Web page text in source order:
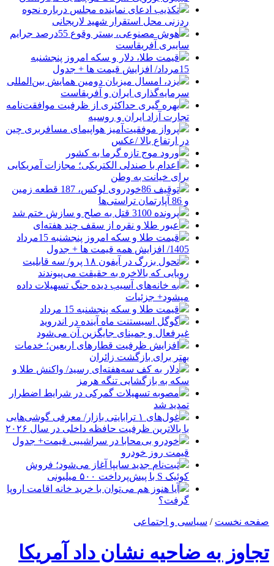
تکذیب ادعای نماینده مجلس درباره نحوه
ردزنی محل استقرار شهید لاریجانی
هوش مصنوعی، بستر وقوع 55درصد جرایم
سایبری آفریقاست
قیمت طلا، دلار و سکه امروز پنجشنبه
15مرداد/ افزایش قیمت ها + جدول
یزد، امسال میزبان دومین همایش بین‌المللی
سرمایه‌گذاری ایران و آفریقاست
بهره گیری حداکثری از ظرفیت موافقت‌نامه
تجارت آزاد ایران و روسیه
پرواز موفقیت‌آمیز هواپیمای مسافربری چین
در ارتفاع بالا /عکس
ورود موج تازه گرما به کشور
اعدام با صندلی الکتریکی؛ مجازات آمریکایی
برای خیانت به وطن
توقیف 86خودروی لوکس، 187 قطعه زمین
و 86 آپارتمان تراستی‌ها
پرونده 3100 قتل به صلح و سازش ختم شد
عبور طلا و نقره از سقف چند هفته‌ای
قیمت طلا و سکه امروز پنجشنبه 15مرداد
1405/ افزایش همه قیمت ها + جدول
تحول بزرگ در آیفون ۱۸ پرو/ سه قابلیت
رویایی که بالاخره به حقیقت می‌پیوندند
به خانه‌های آسیب دیده جنگ تسهیلات داده
میشود+ جزئیات
قیمت طلا و سکه پنجشنبه 15 مرداد
گوگل اسیستنت ماه آینده در اندروید
غیرفعال و جمینای جایگزین آن می‌شود
افزایش ظرفیت قطارهای اربعین؛ خدمات
بهتر برای بازگشت زائران
دلار به کف سه‌هفته‌ای رسید/ واکنش طلا و
سکه به بازگشایی تنگه هرمز
مصوبه تسهیلات گمرکی در شرایط اضطرار
تمدید شد
غول‌های ۱ ترابایتی بازار/ معرفی گوشی‌هایی
با بالاترین ظرفیت حافظه داخلی در سال ۲۰۲۶
خودرو بی‌محابا در سراشیبی قیمت+ جدول
قیمت روز خودرو
ثبت‌نام جدید سایپا آغاز می‌شود؛ فروش
کوئیک S با پیش‌پرداخت ۵۰۰ میلیونی
آیا هنوز هم می‌توان با خرید خانه اقامت اروپا
گرفت؟
صفحه نخست / سیاسی و اجتماعی
تجاوز به ضاحیه نشان داد آمریکا